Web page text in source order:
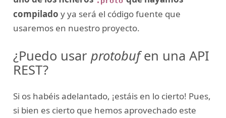
compilado y ya será el código fuente que
usaremos en nuestro proyecto.
¿Puedo usar protobufen una API
REST?
Si os habéis adelantado, ¡estáis en lo cierto! Pues,
si bien es cierto que hemos aprovechado este